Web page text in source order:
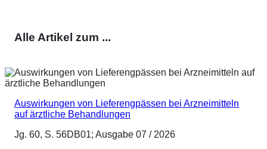
Alle Artikel zum ...
Auswirkungen von Lieferengpässen bei Arzneimitteln
auf ärztliche Behandlungen
Jg. 60, S. 56DB01; Ausgabe 07 / 2026